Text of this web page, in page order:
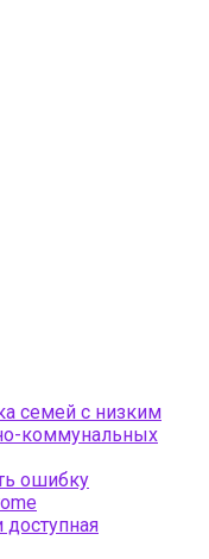
семей с низким
коммунальных
ошибку